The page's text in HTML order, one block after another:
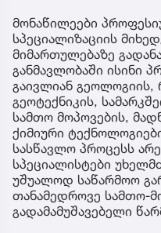
მონაწილეები
სპეციალიზაციის
მიმართულებაზე
განმავლობაში ისინი
გაივლიან
გეოტექნიკის,
სამთო მოპოვების,
ქიმიური
სასწავლო პროცესს
სპეციალისტები
უშუალოდ საწარმოო
თანამედროვე სამთო-
გადამამუშავებელი